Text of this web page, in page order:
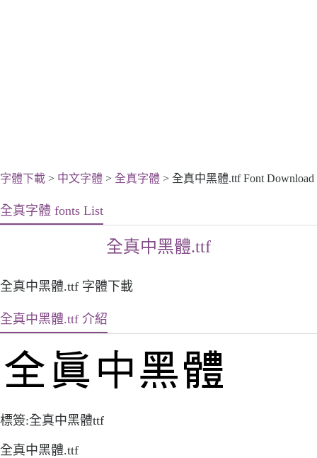
字體下載 > 中文字體 > 全真字體 > 全真中黑體.ttf Font Download
全真字體 fonts List
全真中黑體.ttf
全真中黑體.ttf 字體下載
全真中黑體.ttf 介紹
標簽:全真中黑體ttf
全真中黑體.ttf